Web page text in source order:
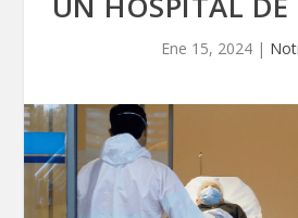
Ene 15, 2024|